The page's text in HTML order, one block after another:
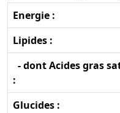
Energie :
Lipides :
- dont Acides gras
:
Glucides :